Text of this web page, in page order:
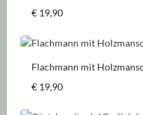
Regulärer Preis:
€ 19,90
Flachmann mit
Regulärer Preis:
€ 19,90